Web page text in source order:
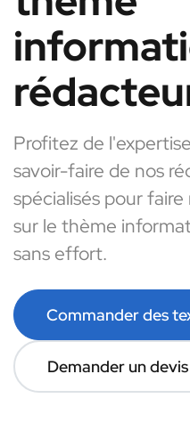
Profitez de
savoir-faire de nos
spécialisés pour
sur le thème
sans effort.
Commander des
Demander un devis